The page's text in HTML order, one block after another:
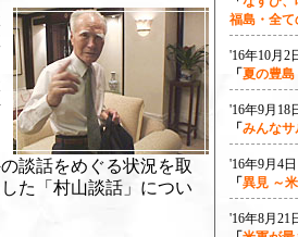
談話をめぐる状況を取
た「村山談話」につい
福島・全
'16年10月2
「 夏の豊島
'16年9月18
「 みんな
'16年9月4
「 異見 ～
'16年8月21